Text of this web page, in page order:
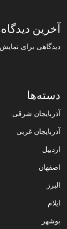
آخرین
دیدگاهی برای نمایش
دسته‌ها
آذربایجان شرقی
آذربایجان غربی
اردبیل
اصفهان
البرز
ایلام
بوشهر